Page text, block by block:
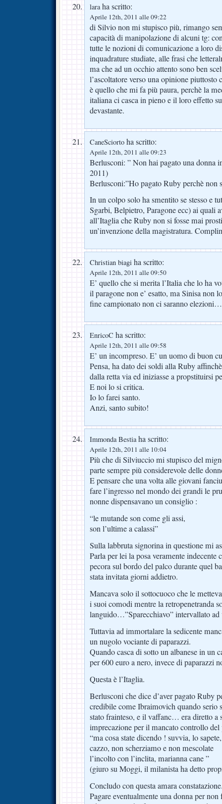
laraha scritto:
Aprile 12th, 2011 alle 09:22
di Silvio non mi stupisco più, rimango
capacità di manipolazione di alcuni tg:
tutte le nozioni di comunicazione a loro
inquadrature studiate, alle frasi che
ma che ad un occhio attento sono ben
l’ascoltatore verso una opinione
è quello che mi fa più paura, perchè la
italiana ci casca in pieno e il loro effetto
devastante.
CaneSciorto ha scritto:
Aprile 12th, 2011 alle 09:23
Berlusconi: ” Non hai pagato una donna
2011)
Berlusconi:”Ho pagato Ruby perchè non
In un colpo solo ha smentito se stesso e
Sgarbi, Belpietro, Paragone ecc) ai quali
all’Itaglia che Ruby non si fosse mai
un’invenzione della magistratura.
Christian biagi ha scritto:
Aprile 12th, 2011 alle 09:50
E’ quello che si merita l’Italia che lo ha
il paragone non e’ esatto, ma Sinisa non
fine campionato non ci saranno
EnricoC ha scritto:
Aprile 12th, 2011 alle 09:58
E’ un incompreso. E’ un uomo di buon
Pensa, ha dato dei soldi alla Ruby
dalla retta via ed iniziasse a propstituirsi
E noi lo si critica.
Io lo farei santo.
Anzi, santo subito!
Immonda Bestiaha scritto:
Aprile 12th, 2011 alle 10:04
Più che di Silviuccio mi stupisco del
parte sempre più considerevole delle
E pensare che una volta alle giovani
fare l’ingresso nel mondo dei grandi le
nonne dispensavano un consiglio :
“le mutande son come gli assi,
son l’ultime a calassi”
Sulla labbruta signorina in questione mi
Parla per lei la posa veramente indecente
pecora sul bordo del palco durante quel
stata invitata giorni addietro.
Mancava solo il sottocuoco che le
i suoi comodi mentre la retropenetranda
languido…”Sparecchiavo” intervallato ad
Tuttavia ad immortalare la sedicente
un nugolo vociante di paparazzi.
Quando casca di sotto un albanese in un
per 600 euro a nero, invece di paparazzi
Questa è l’Itaglia.
Berlusconi che dice d’aver pagato Ruby
credibile come Ibraimovich quando serio
stato frainteso, e il vaffanc… era diretto a
imprecazione per il mancato controllo
“ma cosa state dicendo ! suvvia, lo
cazzo, non scherziamo e non mescolate
l’incolto con l’inclita, marianna cane ”
(giuro su Moggi, il milanista ha detto
Concludo con questa amara
Pagare eventualmente una donna per